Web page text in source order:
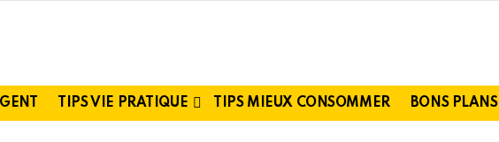
TIPS VIE PRATIQUE TIPS MIEUX CONSOMMER BONS PLANS